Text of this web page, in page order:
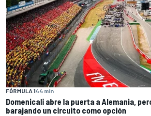
FÓRMULA 144 min
Domenicali abre la puerta a Alemania,
barajando un circuito como opción